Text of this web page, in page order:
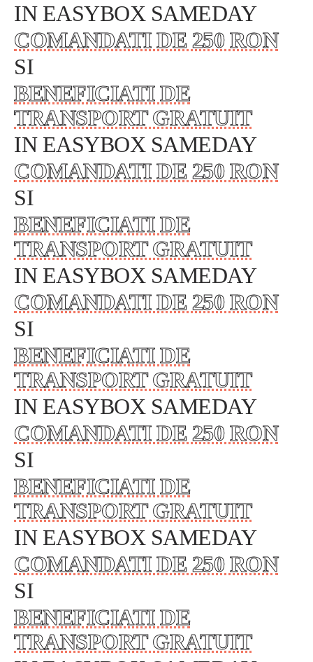
IN EASYBOX SAMEDAY
COMANDATI DE 250 RON
SI
BENEFICIATI DE
TRANSPORT GRATUIT
IN EASYBOX SAMEDAY
COMANDATI DE 250 RON
SI
BENEFICIATI DE
TRANSPORT GRATUIT
IN EASYBOX SAMEDAY
COMANDATI DE 250 RON
SI
BENEFICIATI DE
TRANSPORT GRATUIT
IN EASYBOX SAMEDAY
COMANDATI DE 250 RON
SI
BENEFICIATI DE
TRANSPORT GRATUIT
IN EASYBOX SAMEDAY
COMANDATI DE 250 RON
SI
BENEFICIATI DE
TRANSPORT GRATUIT